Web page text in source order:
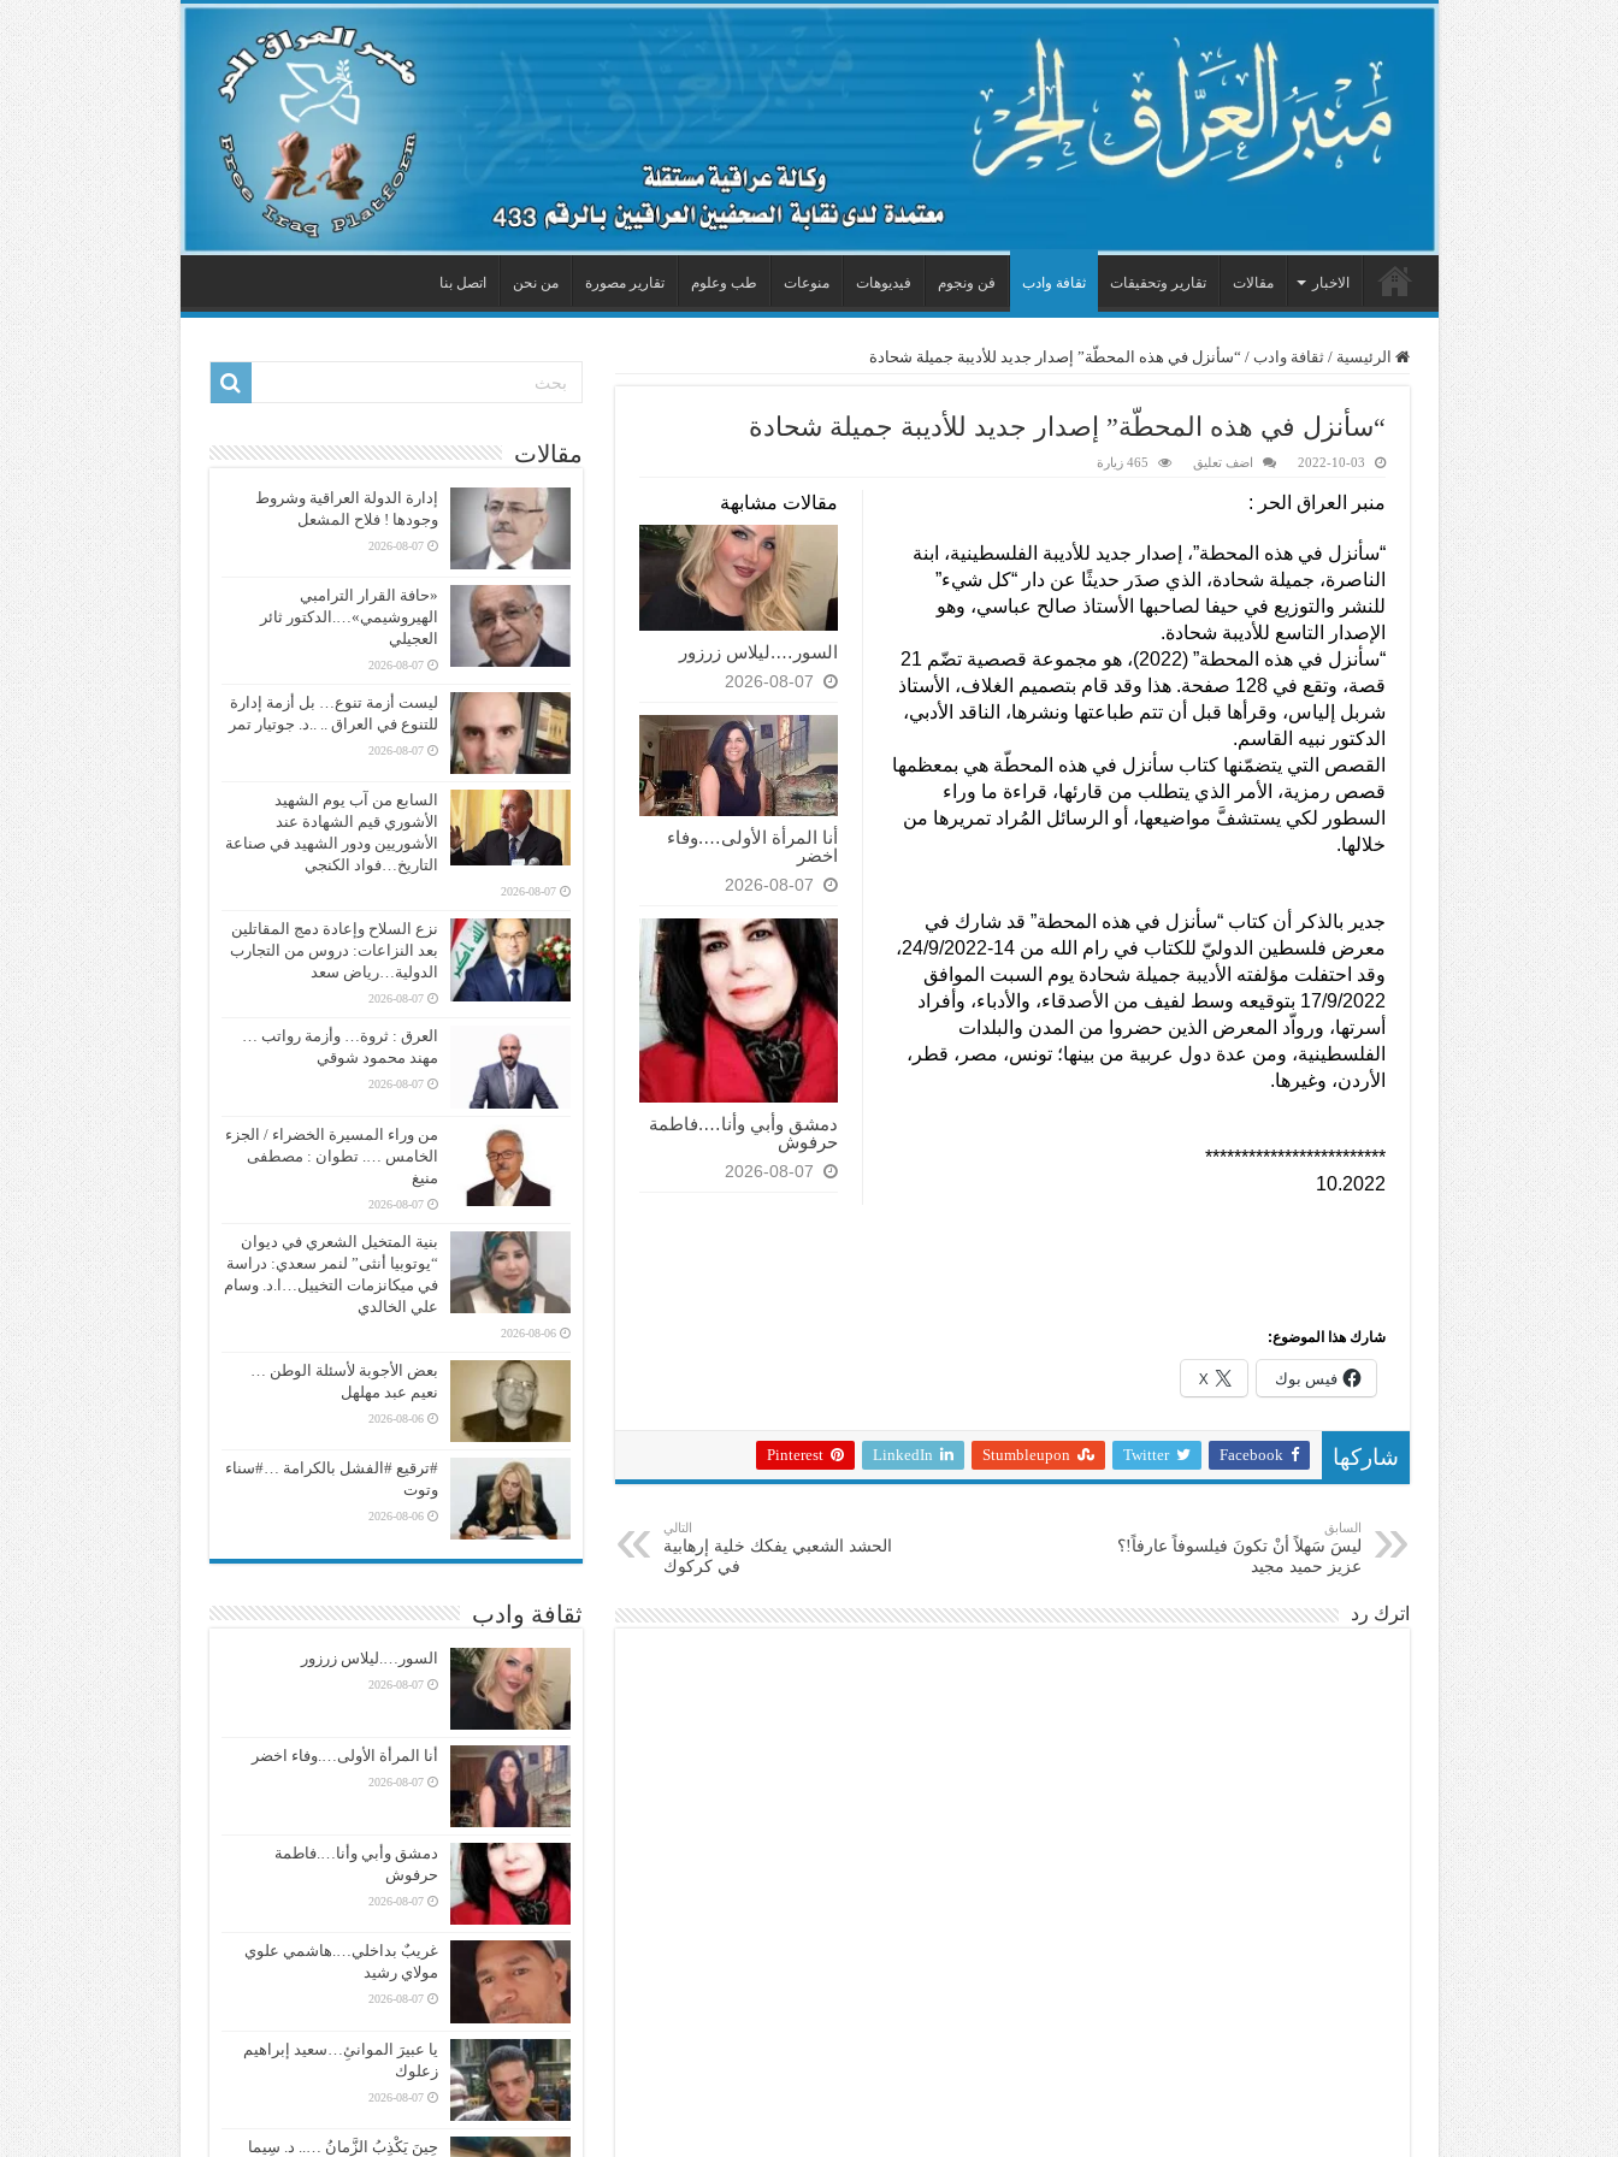
الاخبار مقالات تقارير وتحقيقات ثقافة وادب فن ونجوم فيديوهات منوعات طب وعلوم تقارير مصورة من نحن اتصل بنا
الرئيسية / ثقافة وادب / “سأنزل في هذه المحطّة” إصدار جديد للأديبة جميلة شحادة
“سأنزل في هذه المحطّة” إصدار جديد للأديبة جميلة شحادة
2022-10-03 اضف تعليق 465 زيارة
مقالات مشابهة
السور….ليلاس زرزور
2026-08-07
أنا المرأة الأولى….وفاء
اخضر
2026-08-07
دمشق وأبي وأنا….فاطمة
حرفوش
2026-08-07
منبر العراق الحر :
“سأنزل في هذه المحطة”، إصدار جديد للأديبة الفلسطينية، ابنة
الناصرة، جميلة شحادة، الذي صدَر حديثًا عن دار “كل شيء”
للنشر والتوزيع في حيفا لصاحبها الأستاذ صالح عباسي، وهو
الإصدار التاسع للأديبة شحادة.
“سأنزل في هذه المحطة” (2022)، هو مجموعة قصصية تضّم 21
قصة، وتقع في 128 صفحة. هذا وقد قام بتصميم الغلاف، الأستاذ
شربل إلياس، وقرأها قبل أن تتم طباعتها ونشرها، الناقد الأدبي،
الدكتور نبيه القاسم.
القصص التي يتضمّنها كتاب سأنزل في هذه المحطّة هي بمعظمها
قصص رمزية، الأمر الذي يتطلب من قارئها، قراءة ما وراء
السطور لكي يستشفَّ مواضيعها، أو الرسائل المُراد تمريرها من
خلالها.
جدير بالذكر أن كتاب “سأنزل في هذه المحطة” قد شارك في
معرض فلسطين الدوليّ للكتاب في رام الله من 14-24/9/2022،
وقد احتفلت مؤلفته الأديبة جميلة شحادة يوم السبت الموافق
17/9/2022 بتوقيعه وسط لفيف من الأصدقاء، والأدباء، وأفراد
أسرتها، ورواّد المعرض الذين حضروا من المدن والبلدات
الفلسطينية، ومن عدة دول عربية من بينها؛ تونس، مصر، قطر،
الأردن، وغيرها.
*************************
10.2022
شارك هذا الموضوع:
فيس بوك X
شاركها Facebook
Twitter
Stumbleupon
LinkedIn
Pinterest
السابق
ليسَ سَهلاً أنْ تكونَ فيلسوفاً عارفاً!؟
عزيز حميد مجيد
التالي
الحشد الشعبي يفكك خلية إرهابية
في كركوك
اترك رد
مقالات
إدارة الدولة العراقية وشروط
وجودها ! فلاح المشعل
2026-08-07
«حافة القرار الترامبي
الهيروشيمي»….الدكتور ثائر
العجيلي
2026-08-07
ليست أزمة تنوع… بل أزمة إدارة
للتنوع في العراق .. ..د. جوتيار تمر
2026-08-07
السابع من آب يوم الشهيد
الأشوري قيم الشهادة عند
الأشوريين ودور الشهيد في صناعة
التاريخ…فواد الكنجي
2026-08-07
نزع السلاح وإعادة دمج المقاتلين
بعد النزاعات: دروس من التجارب
الدولية…رياض سعد
2026-08-07
العرق : ثروة… وأزمة رواتب …
مهند محمود شوقي
2026-08-07
من وراء المسيرة الخضراء / الجزء
الخامس …. تطوان : مصطفى
منيغ
2026-08-07
بنية المتخيل الشعري في ديوان
“يوتوبيا أنثى” لنمر سعدي: دراسة
في ميكانزمات التخييل…ا.د. وسام
علي الخالدي
2026-08-06
بعض الأجوبة لأسئلة الوطن …
نعيم عبد مهلهل
2026-08-06
#ترقيع #الفشل بالكرامة …#سناء
وتوت
2026-08-06
ثقافة وادب
السور….ليلاس زرزور
2026-08-07
أنا المرأة الأولى….وفاء اخضر
2026-08-07
دمشق وأبي وأنا….فاطمة
حرفوش
2026-08-07
غريبٌ بداخلي….هاشمي علوي
مولاي رشيد
2026-08-07
يا عبيرَ الموانئِ…سعيد إبراهيم
زعلوك
2026-08-07
حِينَ يَكْذِبُ الزَّمانُ ….. د. سِيما